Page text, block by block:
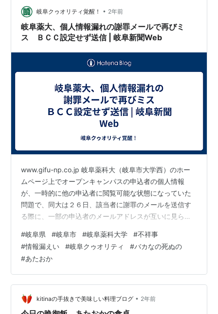
に付き合わされる筋合いはありませんので。
岐阜クゥオリティ覚醒！ • 2年前
岐阜薬大、個人情報漏れの謝罪メールで再びミ
ス ＢＣＣ設定せず送信 | 岐阜新聞Web
www.gifu-np.co.jp 岐阜薬科大（岐阜市大学西）のホー
ムページ上でオープンキャンパスの申込者の個人情報
が、一時的に他の申込者に閲覧可能な状態になっていた
問題で、同大は２６日、該当者に謝罪のメールを送信す
る際に、一部の申込者のメールアドレスが互いに見られ
ブルは確認されていない。 同大によると、申し込みフォ
ームの設定ミスで名前や電話番号などが漏えいした該当
者３２０人に職員が報告とおわびのメールを送ったが、
メールが届かなかった２３人にオープンキャンパス専用
のメールアドレスから再度送り直す際、送信先を伏せる
「ＢＣＣ」に設定しなかった。普段…
#岐阜県 #岐阜市 #岐阜薬科大学 #不祥事
#情報漏えい #岐阜クゥオリティ #バカなの死ぬの
#あたおか
kitinaの手抜きで美味しい料理ブログ • 2年前